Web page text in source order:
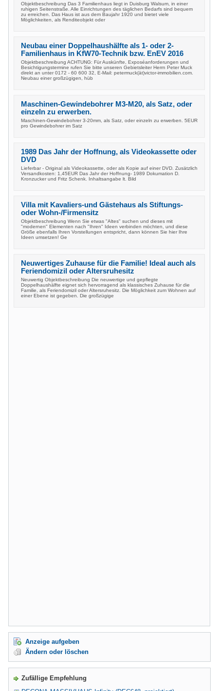
Objektbeschreibung Das 3 Familienhaus liegt in Duisburg Walsum, in einer
ruhigen Seitenstraße. Alle Einrichtungen des täglichen Bedarfs sind bequem
zu erreichen. Das Haus ist aus dem Baujahr 1920 und bietet viele
Möglichkeiten, als Renditeobjekt oder
Neubau einer Doppelhaushälfte als 1- oder 2-
Familienhaus in KfW70-Technik bzw. EnEV 2016
Objektbeschreibung ACHTUNG: Für Auskünfte, Exposéanforderungen und
Besichtigungstermine rufen Sie bitte unseren Gebietsleiter Herrn Peter Muck
direkt an unter 0172 - 60 600 32, E-Mail: petermuck(ät)victor-immobilien.com.
Neubau einer großzügigen, hüb
Maschinen-Gewindebohrer M3-M20, als Satz, oder
einzeln zu erwerben.
Maschinen-Gewindebohrer 3-20mm, als Satz, oder einzeln zu erwerben. 5EUR
pro Gewindebohrer im Satz
1989 Das Jahr der Hoffnung, als Videokassette oder
DVD
Lieferbar - Original als Videokassette, oder als Kopie auf einer DVD. Zusätzlich
Versandkosten: 1,45EUR Das Jahr der Hoffnung- 1989 Dokumation D.
Kronzucker und Fritz Schenk. Inhaltsangabe lt. Bild
Villa mit Kavaliers-und Gästehaus als Stiftungs-
oder Wohn-/Firmensitz
Objektbeschreibung Wenn Sie etwas "Altes" suchen und dieses mit
"modernen" Elementen nach "Ihren" Ideen verbinden möchten, und diese
Größe ebenfalls Ihren Vorstellungen entspricht, dann können Sie hier Ihre
Ideen umsetzen! Ge
Neuwertiges Zuhause für die Familie! Ideal auch als
Feriendomizil oder Altersruhesitz
Neuwertig Objektbeschreibung Die neuwertige und gepflegte
Doppelhaushälfte eignet sich hervorragend als klassisches Zuhause für die
Familie, als Feriendomizil oder Altersruhesitz. Die Möglichkeit zum Wohnen auf
einer Ebene ist gegeben. Die großzügige
Anzeige aufgeben
Ändern oder löschen
Zufällige Empfehlung